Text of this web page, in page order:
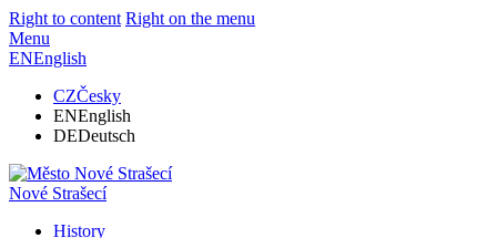
Right to content Right on the menu
Menu
ENEnglish
CZČesky
ENEnglish
DEDeutsch
Nové Strašecí
History